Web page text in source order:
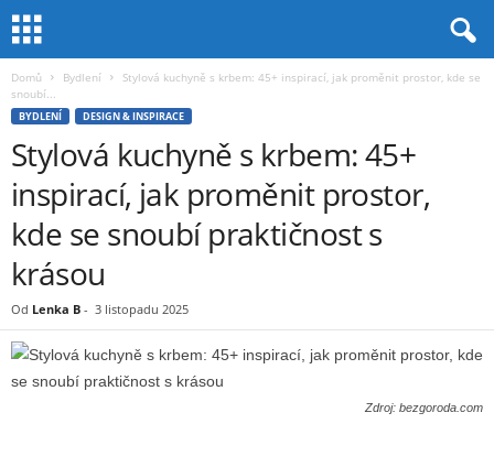
Domů Bydlení
Stylová kuchyně s krbem: 45+ inspirací, jak proměnit prostor, kde se
snoubí...
BYDLENÍ DESIGN & INSPIRACE
Stylová kuchyně s krbem: 45+
inspirací, jak proměnit prostor,
kde se snoubí praktičnost s
krásou
Od Lenka B - 3 listopadu 2025
Zdroj: bezgoroda.com